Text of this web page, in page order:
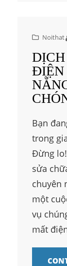
Noithat
ĐIỆN
Bạn
trong
Đừng
sửa
chuyên
một
vụ
mất